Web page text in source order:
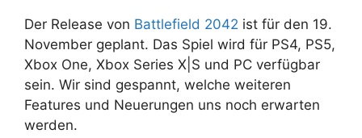
Der Release von Battlefield 2042 ist für den 19.
November geplant. Das Spiel wird für PS4, PS5,
Xbox One, Xbox Series X|S und PC verfügbar
sein. Wir sind gespannt, welche weiteren
Features und Neuerungen uns noch erwarten
werden.